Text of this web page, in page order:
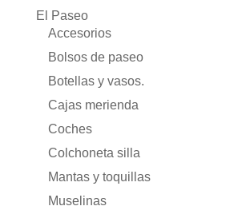
El Paseo
Accesorios
Bolsos de paseo
Botellas y vasos.
Cajas merienda
Coches
Colchoneta silla
Mantas y toquillas
Muselinas